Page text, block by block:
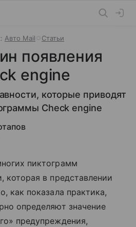
Авто Mail Статьи
появления
engine
которые приводят
Check engine
пиктограмм
которая в представлении
как показала практика,
определяют значение
предупреждения,